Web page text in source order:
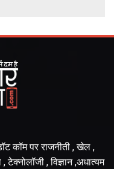
कॉम पर राजनीती , खेल ,
, विज्ञान ,अधात्यम